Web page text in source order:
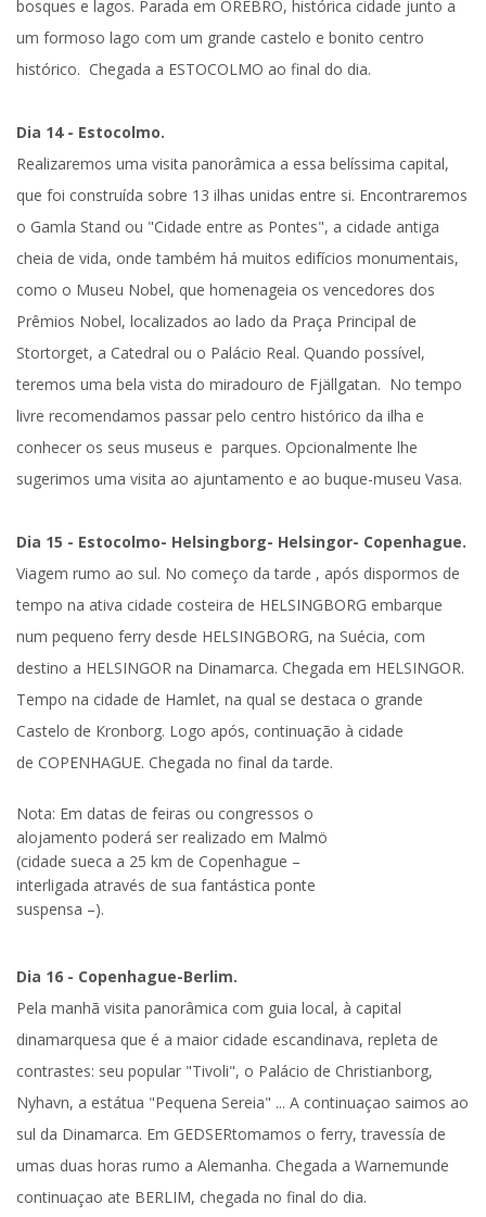
bosques e lagos. Parada em OREBRO, histórica cidade junto a
um formoso lago com um grande castelo e bonito centro
histórico. Chegada a ESTOCOLMO ao final do dia.
Dia 14 - Estocolmo.
Realizaremos uma visita panorâmica a essa belíssima capital,
que foi construída sobre 13 ilhas unidas entre si. Encontraremos
o Gamla Stand ou "Cidade entre as Pontes", a cidade antiga
cheia de vida, onde também há muitos edifícios monumentais,
como o Museu Nobel, que homenageia os vencedores dos
Prêmios Nobel, localizados ao lado da Praça Principal de
Stortorget, a Catedral ou o Palácio Real. Quando possível,
teremos uma bela vista do miradouro de Fjällgatan. No tempo
livre recomendamos passar pelo centro histórico da ilha e
conhecer os seus museus e parques. Opcionalmente lhe
sugerimos uma visita ao ajuntamento e ao buque-museu Vasa.
Dia 15 - Estocolmo- Helsingborg- Helsingor- Copenhague.
Viagem rumo ao sul. No começo da tarde , após dispormos de
tempo na ativa cidade costeira de HELSINGBORG embarque
num pequeno ferry desde HELSINGBORG, na Suécia, com
destino a HELSINGOR na Dinamarca. Chegada em HELSINGOR.
Tempo na cidade de Hamlet, na qual se destaca o grande
Castelo de Kronborg. Logo após, continuação à cidade
de COPENHAGUE. Chegada no final da tarde.
Nota: Em datas de feiras ou congressos o
alojamento poderá ser realizado em Malmö
(cidade sueca a 25 km de Copenhague –
interligada através de sua fantástica ponte
suspensa –).
Dia 16 - Copenhague-Berlim.
Pela manhã visita panorâmica com guia local, à capital
dinamarquesa que é a maior cidade escandinava, repleta de
contrastes: seu popular "Tivoli", o Palácio de Christianborg,
Nyhavn, a estátua "Pequena Sereia" ... A continuaçao saimos ao
sul da Dinamarca. Em GEDSERtomamos o ferry, travessía de
umas duas horas rumo a Alemanha. Chegada a Warnemunde
continuaçao ate BERLIM, chegada no final do dia.